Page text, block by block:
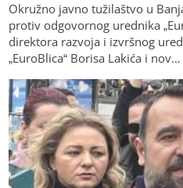
Okružno javno tužilaštvo u
protiv odgovornog urednika
direktora razvoja i izvršnog
„EuroBlica“ Borisa Lakića i nov…